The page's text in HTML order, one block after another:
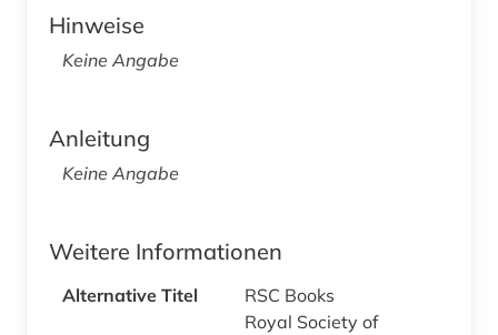
Hinweise
Keine Angabe
Anleitung
Keine Angabe
Weitere Informationen
Alternative Titel
RSC Books
Royal Society of